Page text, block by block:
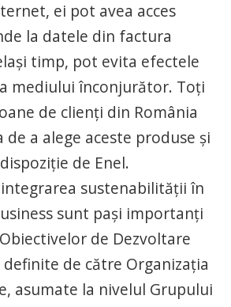
ei pot avea acces
la datele din factura
timp, pot evita efectele
mediului înconjurător. Toţi
de clienţi din România
a alege aceste produse şi
de Enel.
sustenabilităţii în
sunt paşi importanţi
de Dezvoltare
definite de către Organizaţia
asumate la nivelul Grupului